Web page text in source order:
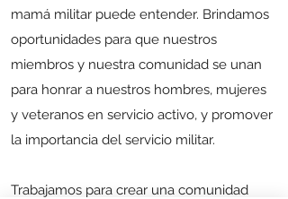
mamá militar puede entender. Brindamos
oportunidades para que nuestros
miembros y nuestra comunidad se unan
para honrar a nuestros hombres, mujeres
y veteranos en servicio activo, y promover
la importancia del servicio militar.
Trabajamos para crear una comunidad